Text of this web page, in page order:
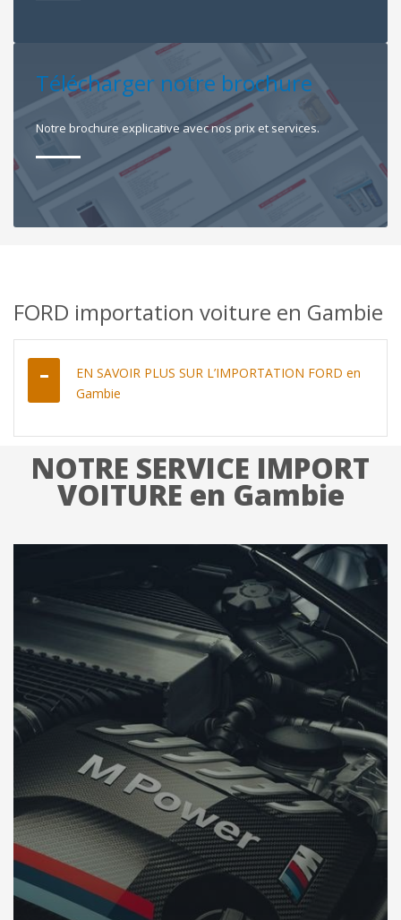
Télécharger notre brochure
Notre brochure explicative avec nos prix et services.
FORD importation voiture en Gambie
EN SAVOIR PLUS SUR L’IMPORTATION FORD en
Gambie
NOTRE SERVICE IMPORT
VOITURE en Gambie